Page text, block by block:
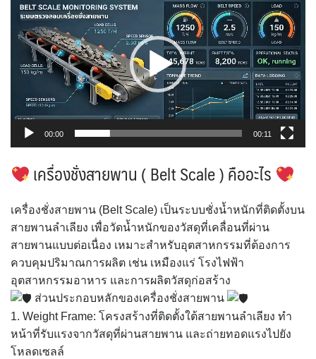
เล่น
วิดีโอ
00:00 00:11
เครื่องชั่งสายพาน ( Belt Scale ) คืออะไร
เครื่องชั่งสายพาน (Belt Scale) เป็นระบบชั่งน้ำหนักที่ติดตั้งบน
สายพานลำเลียง เพื่อวัดน้ำหนักของวัสดุที่เคลื่อนที่ผ่าน
สายพานแบบต่อเนื่อง เหมาะสำหรับอุตสาหกรรมที่ต้องการ
ควบคุมปริมาณการผลิต เช่น เหมืองแร่ โรงไฟฟ้า
อุตสาหกรรมอาหาร และการผลิตวัสดุก่อสร้าง
ส่วนประกอบหลักของเครื่องชั่งสายพาน
1. Weight Frame: โครงสร้างที่ติดตั้งใต้สายพานลำเลียง ทำ
หน้าที่รับแรงจากวัสดุที่ผ่านสายพาน และถ่ายทอดแรงไปยัง
โหลดเซลล์